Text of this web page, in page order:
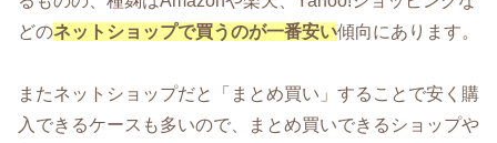
どのネットショップで買うのが一番安い傾向にあります。
またネットショップだと「まとめ買い」することで安く購
入できるケースも多いので、まとめ買いできるショップや